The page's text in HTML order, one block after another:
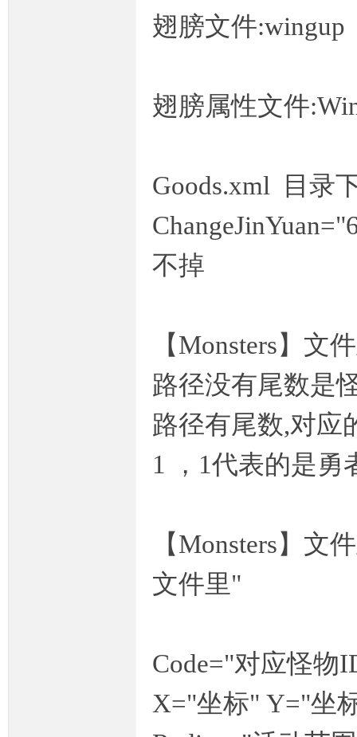
翅膀文件:wingup
翅膀属性文件
Goods.xml 目录
不掉
【Monsters】文
路径没有尾数是
路径有尾数,对应
1 ，1代表的是勇
【Monsters】文
文件里"
Code="对应怪物
X="坐标" Y="坐